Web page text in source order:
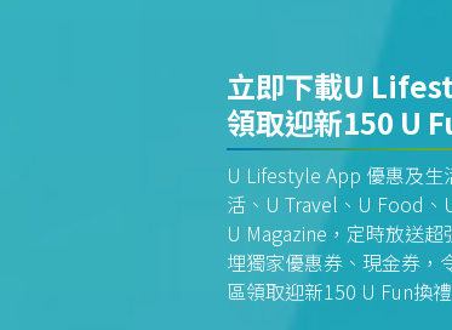
立即下載U
領取迎新150 U
U Lifestyle App 優惠及
活、U Travel、U Food
U Magazine，定時放送
埋獨家優惠券、現金券，
區領取迎新150 U Fun換